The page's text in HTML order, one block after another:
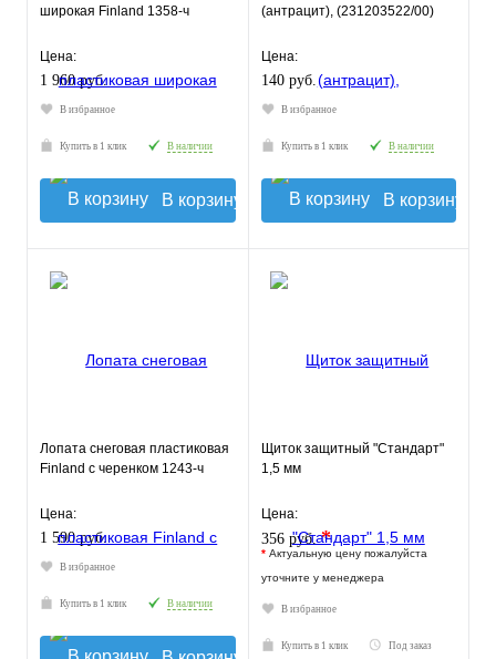
широкая Finland 1358-ч
Цена:
1 960 руб.
В избранное
Купить в 1 клик В наличии
В корзину
(антрацит), (231203522/00)
Цена:
140 руб.
В избранное
Купить в 1 клик В наличии
В корзину
Лопата снеговая пластиковая
Finland c черенком 1243-ч
Цена:
1 590 руб.
В избранное
Купить в 1 клик В наличии
Щиток защитный "Стандарт"
1,5 мм
Цена:
356 руб.*
* Актуальную цену пожалуйста
уточните у менеджера
В избранное
Купить в 1 клик Под заказ